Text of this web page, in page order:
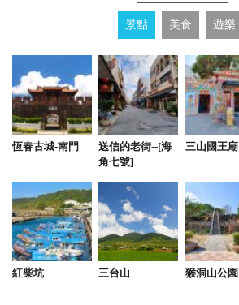
景點 美食 遊樂
恆春古城-南門
送信的老街--[海
角七號]
三山國王廟
紅柴坑 三台山 猴洞山公園